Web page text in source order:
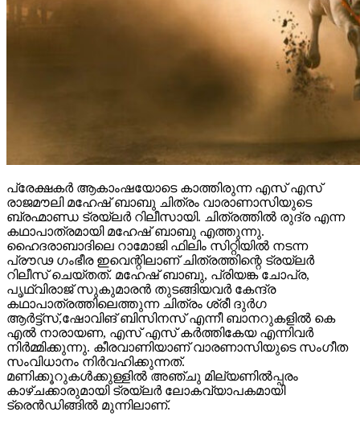
പ്രേക്ഷകർ ആകാംഷയോടെ കാത്തിരുന്ന എസ് എസ്
രാജമൗലി മഹേഷ് ബാബു ചിത്രം വാരാണാസിയുടെ
ബ്രഹ്മാണ്ഡ ട്രയ്ലർ റിലീസായി. ചിത്രത്തിൽ രുദ്ര എന്ന
കഥാപാത്രമായി മഹേഷ് ബാബു എത്തുന്നു.
ഹൈദരാബാദിലെ റാമോജി ഫിലിം സിറ്റിയിൽ നടന്ന
പ്രൗഢ ഗംഭീര ഇവെന്റിലാണ് ചിത്രത്തിന്റെ ട്രയ്ലർ
റിലീസ് ചെയ്തത്. മഹേഷ് ബാബു, പ്രിയങ്ക ചോപ്ര,
പൃഥ്വിരാജ് സുകുമാരൻ തുടങ്ങിയവർ കേന്ദ്ര
കഥാപാത്രത്തിലെത്തുന്ന ചിത്രം ശ്രീ ദുർഗ
ആർട്ട്സ്,ഷോവിങ് ബിസിനസ് എന്നീ ബാനറുകളിൽ കെ
എൽ നാരായണ, എസ് എസ് കർത്തികേയ എന്നിവർ
നിർമ്മിക്കുന്നു. കീരവാണിയാണ് വാരണാസിയുടെ സംഗീത
സംവിധാനം നിർവഹിക്കുന്നത്.
മണിക്കൂറുകൾക്കുള്ളിൽ അഞ്ചു മില്യണിൽപ്പരം
കാഴ്ചക്കാരുമായി ട്രയ്ലർ ലോകവ്യാപകമായി
ട്രെൻഡിങ്ങിൽ മുന്നിലാണ്.